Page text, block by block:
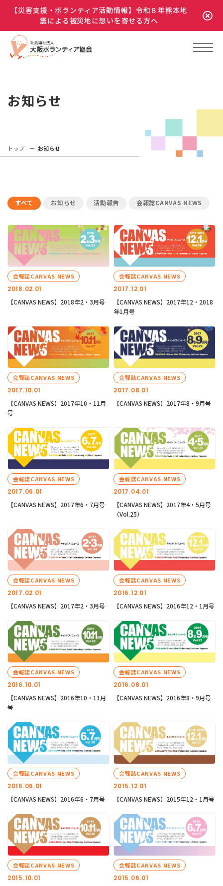
【災害支援・ボランティア活動情報】令和８年熊本地
震による被災地に想いを寄せる方へ
お知らせ
トップ お知らせ
すべて お知らせ 活動報告 会報誌CANVAS NEWS
2018.02.01
会報誌CANVAS NEWS
【CANVAS NEWS】2018年2・3月号
2017.12.01
会報誌CANVAS NEWS
【CANVAS NEWS】2017年12・2018
年1月号
2017.10.01
会報誌CANVAS NEWS
【CANVAS NEWS】2017年10・11月
号
2017.08.01
会報誌CANVAS NEWS
【CANVAS NEWS】2017年8・9月号
2017.06.01
会報誌CANVAS NEWS
【CANVAS NEWS】2017年6・7月号
2017.04.01
会報誌CANVAS NEWS
【CANVAS NEWS】2017年4・5月号
（Vol.25）
2017.02.01
会報誌CANVAS NEWS
【CANVAS NEWS】2017年2・3月号
2016.12.01
会報誌CANVAS NEWS
【CANVAS NEWS】2016年12・1月号
2016.10.01
会報誌CANVAS NEWS
【CANVAS NEWS】2016年10・11月
号
2016.08.01
会報誌CANVAS NEWS
【CANVAS NEWS】2016年8・9月号
2016.06.01
会報誌CANVAS NEWS
【CANVAS NEWS】2016年6・7月号
2015.12.01
会報誌CANVAS NEWS
【CANVAS NEWS】2015年12・1月号
2015.10.01
会報誌CANVAS NEWS
2015.06.01
会報誌CANVAS NEWS